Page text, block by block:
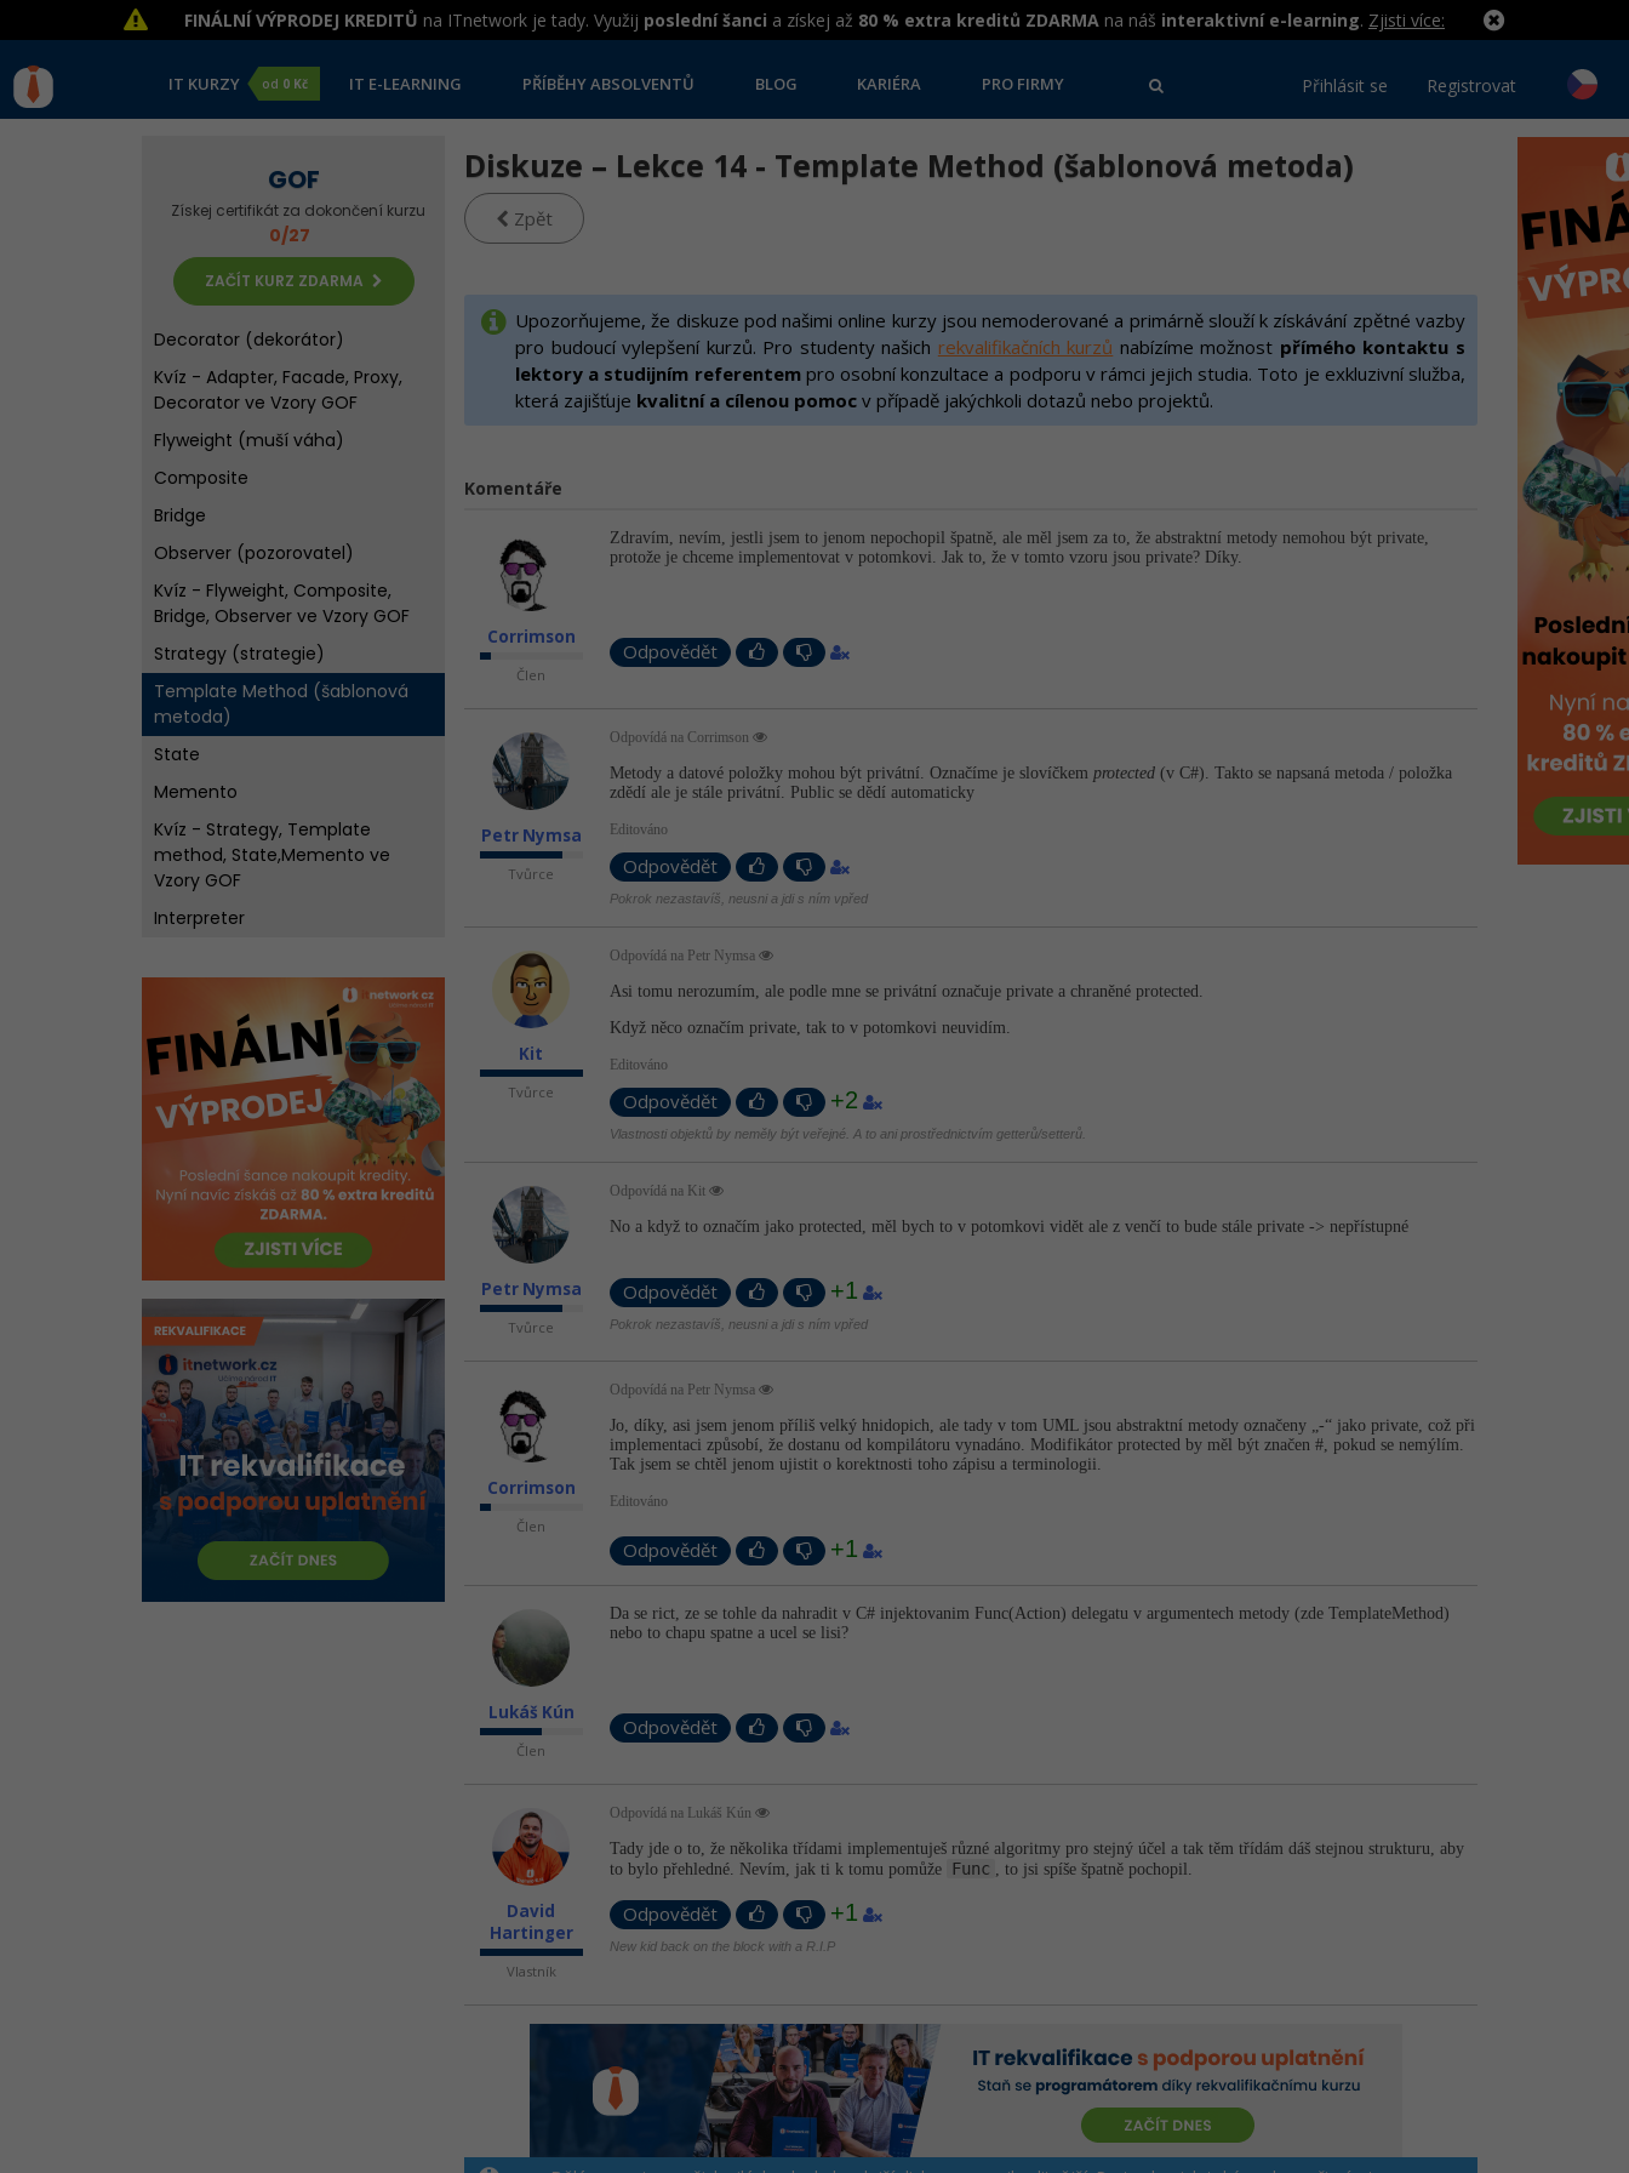
FINÁLNÍ VÝPRODEJ KREDITŮ na ITnetwork je tady. Využij poslední šanci a získej až 80 % extra kreditů ZDARMA na náš interaktivní e-learning. Zjisti více:
IT KURZY od 0 Kč IT E-LEARNING PŘÍBĚHY ABSOLVENTŮ BLOG KARIÉRA PRO FIRMY Přihlásit se Registrovat
GOF
Získej certifikát za dokončení kurzu
0/27
ZAČÍT KURZ ZDARMA
Factory (tovární metoda)
Prototype
Builder
Prototype, Builder ve Vzory GOF
Adapter (wrapper)
Facade (fasáda)
Proxy (zástupce)
Decorator (dekorátor)
Kvíz - Adapter, Facade, Proxy,
Decorator ve Vzory GOF
Flyweight (muší váha)
Composite
Bridge
Observer (pozorovatel)
Kvíz - Flyweight, Composite,
Bridge, Observer ve Vzory GOF
Strategy (strategie)
Template Method (šablonová
metoda)
State
Memento
Kvíz - Strategy, Template
method, State,Memento ve
Vzory GOF
Interpreter
Chain of responsibility
Command (Příkaz)
Kvíz - Interpreter, Mediator,
Iterator ve Vzory GOF
Učební pomůcka na Návrhové
vzory GoF - Tahák
Kvíz - Návrhové vzory GOF
Diskuze – Lekce 14 - Template Method (šablonová metoda)
Zpět
Upozorňujeme, že diskuze pod našimi online kurzy jsou nemoderované a primárně slouží k získávání zpětné vazby
pro budoucí vylepšení kurzů. Pro studenty našich rekvalifikačních kurzů nabízíme možnost přímého kontaktu s
lektory a studijním referentempro osobní konzultace a podporu v rámci jejich studia. Toto je exkluzivní služba,
která zajišťuje kvalitní a cílenou pomoc v případě jakýchkoli dotazů nebo projektů.
Komentáře
Corrimson
Člen
Zdravím, nevím, jestli jsem to jenom nepochopil špatně, ale měl jsem za to, že abstraktní metody nemohou být private,
protože je chceme implementovat v potomkovi. Jak to, že v tomto vzoru jsou private? Díky.
Odpovědět
Petr Nymsa
Tvůrce
Odpovídá na Corrimson
Metody a datové položky mohou být privátní. Označíme je slovíčkem protected (v C#). Takto se napsaná metoda / položka
zdědí ale je stále privátní. Public se dědí automaticky
Editováno
Odpovědět
Pokrok nezastavíš, neusni a jdi s ním vpřed
Kit
Tvůrce
Odpovídá na Petr Nymsa
Asi tomu nerozumím, ale podle mne se privátní označuje private a chraněné protected.
Když něco označím private, tak to v potomkovi neuvidím.
Editováno
Odpovědět +2
Vlastnosti objektů by neměly být veřejné. A to ani prostřednictvím getterů/setterů.
Petr Nymsa
Tvůrce
Odpovídá na Kit
No a když to označím jako protected, měl bych to v potomkovi vidět ale z venčí to bude stále private -> nepřístupné
Odpovědět +1
Pokrok nezastavíš, neusni a jdi s ním vpřed
Corrimson
Člen
Odpovídá na Petr Nymsa
Jo, díky, asi jsem jenom příliš velký hnidopich, ale tady v tom UML jsou abstraktní metody označeny „-“ jako private, což při
implementaci způsobí, že dostanu od kompilátoru vynadáno. Modifikátor protected by měl být značen #, pokud se nemýlím.
Tak jsem se chtěl jenom ujistit o korektnosti toho zápisu a terminologii.
Editováno
Odpovědět +1
Lukáš Kún
Člen
Da se rict, ze se tohle da nahradit v C# injektovanim Func(Action) delegatu v argumentech metody (zde TemplateMethod)
nebo to chapu spatne a ucel se lisi?
Odpovědět
David
Hartinger
Vlastník
Odpovídá na Lukáš Kún
Tady jde o to, že několika třídami implementuješ různé algoritmy pro stejný účel a tak těm třídám dáš stejnou strukturu, aby
to bylo přehledné. Nevím, jak ti k tomu pomůže Func , to jsi spíše špatně pochopil.
Odpovědět +1
New kid back on the block with a R.I.P